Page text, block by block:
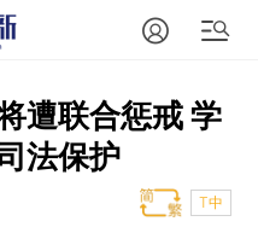
遭联合惩戒 学
法保护
T中